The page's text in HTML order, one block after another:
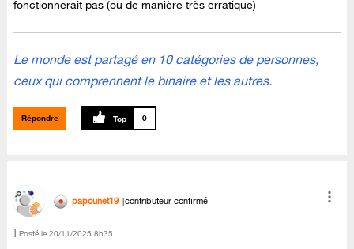
fonctionnerait pas (ou de manière très erratique)
Le monde est partagé en 10 catégories de personnes,
ceux qui comprennent le binaire et les autres.
Répondre 0
papounet19 contributeur confirmé
Posté le ‎20/11/2025 8h35